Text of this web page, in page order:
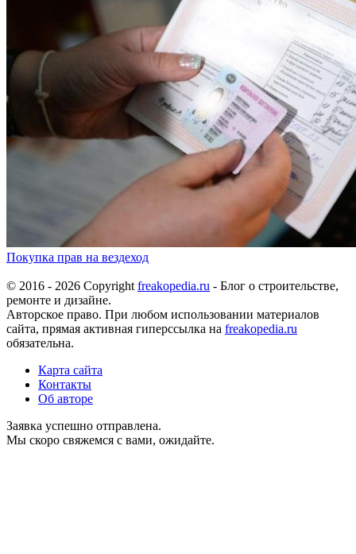
Покупка прав на вездеход
© 2016 - 2026 Copyright freakopedia.ru - Блог о строительстве,
ремонте и дизайне.
Авторское право. При любом использовании материалов
сайта, прямая активная гиперссылка на freakopedia.ru
обязательна.
Карта сайта
Контакты
Об авторе
Заявка успешно отправлена.
Мы скоро свяжемся с вами, ожидайте.